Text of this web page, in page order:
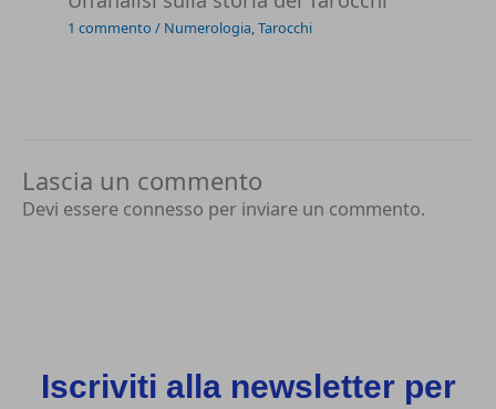
1 commento / Numerologia,Tarocchi
Lascia un commento
Devi essere connesso per inviare un commento.
Iscriviti alla newsletter per